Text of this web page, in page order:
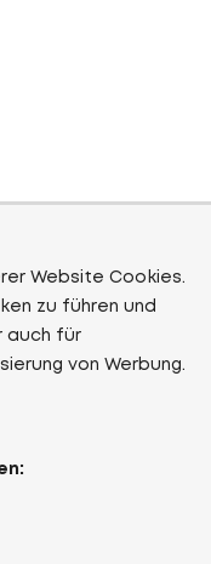
Website Cookies.
zu führen und
auch für
von Werbung.